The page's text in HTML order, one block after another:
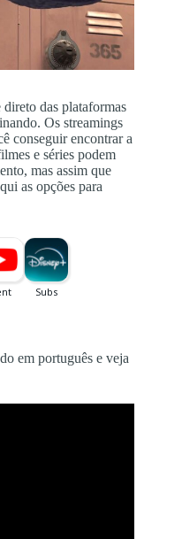
das plataformas
Os streamings
conseguir encontrar a
e séries podem
mas assim que
as opções para
em português e veja